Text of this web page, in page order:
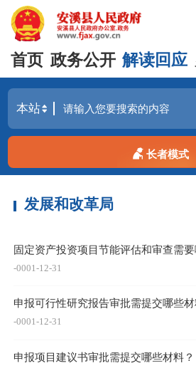
首页 政务公开 解读回应
长者模式
发展和改革局
固定资产投资项目节能评估和审查需
-0001-12-31
申报可行性研究报告审批需提交哪些材
-0001-12-31
申报项目建议书审批需提交哪些材料？